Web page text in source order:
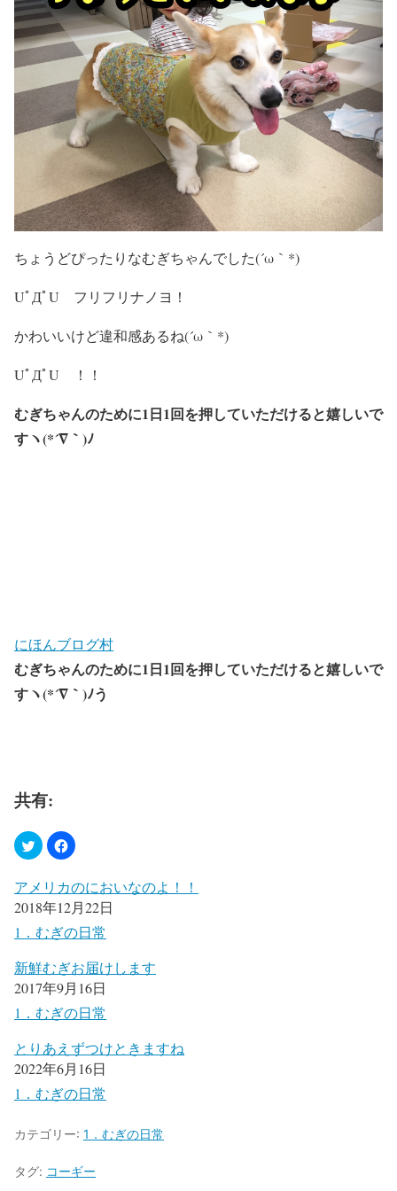
ちょうどぴったりなむぎちゃんでした(´ω｀*)
UﾟДﾟU フリフリナノヨ！
かわいいけど違和感あるね(´ω｀*)
UﾟДﾟU ！！
むぎちゃんのために1日1回を押していただけると嬉しいで
すヽ(*´∇｀)ﾉ
にほんブログ村
むぎちゃんのために1日1回を押していただけると嬉しいで
すヽ(*´∇｀)ﾉう
共有:
アメリカのにおいなのよ！！
2018年12月22日
1．むぎの日常
新鮮むぎお届けします
2017年9月16日
1．むぎの日常
とりあえずつけときますね
2022年6月16日
1．むぎの日常
カテゴリー: 1．むぎの日常
タグ: コーギー